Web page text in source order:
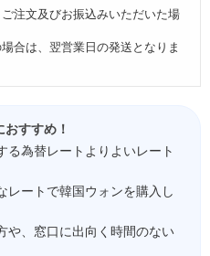
注文及びお振込みいただいた場
合は、翌営業日の発送となりま
おすすめ！
る為替レートよりよいレート
レートで韓国ウォンを購入し
や、窓口に出向く時間のない